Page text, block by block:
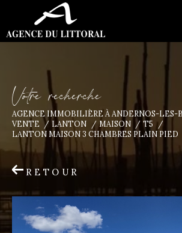
Votre recherche
AGENCE IMMOBILIÈRE À ANDERNOS-LES-
VENTE
LANTON MAISON
T5
LANTON MAISON 3 CHAMBRES PLAIN PIED
RETOUR